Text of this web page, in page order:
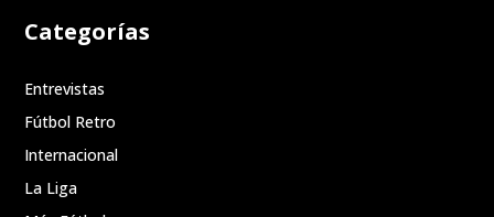
Categorías
Entrevistas
Fútbol Retro
Internacional
La Liga